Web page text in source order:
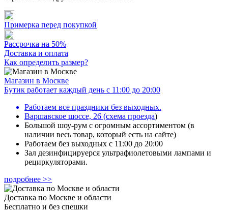
Примерка перед покупкой
Рассрочка на 50%
Доставка и оплата
Как определить размер?
Магазин в Москве
Бутик работает каждый день с 11:00 до 20:00
Работаем все праздники без выходных.
Варшавское шоссе, 26 (схема проезда)
Большой шоу-рум с огромным ассортиментом (в
наличии весь товар, который есть на сайте)
Работаем без выходных с 11:00 до 20:00
Зал дезинфицируерся ультрафиолетовыми лампами и
рециркуляторами.
подробнее >>
Доставка по Москве и области
Бесплатно и без спешки